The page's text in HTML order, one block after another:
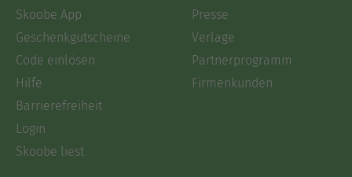
Skoobe App
Geschenkgutscheine
Code einlösen
Hilfe
Barrierefreiheit
Login
Skoobe liest
Presse
Verlage
Partnerprogramm
Firmenkunden